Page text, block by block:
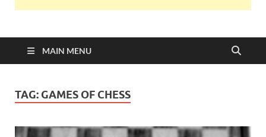
MAIN MENU
TAG: GAMES OF CHESS